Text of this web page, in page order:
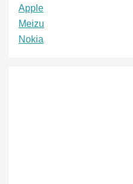
Apple
Meizu
Nokia